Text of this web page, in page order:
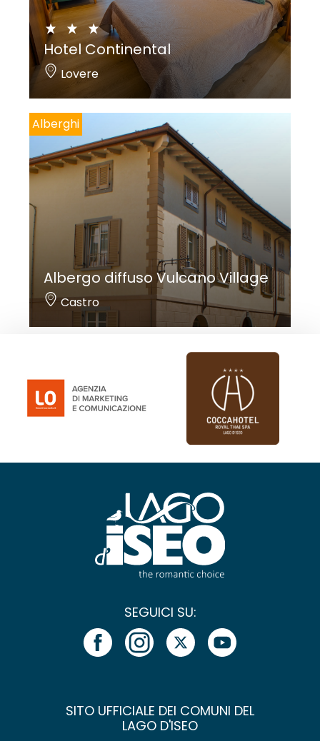
Hotel Continental
Lovere
Alberghi
Albergo diffuso Vulcano Village
Castro
SEGUICI SU:
SITO UFFICIALE DEI COMUNI DEL
LAGO D'ISEO